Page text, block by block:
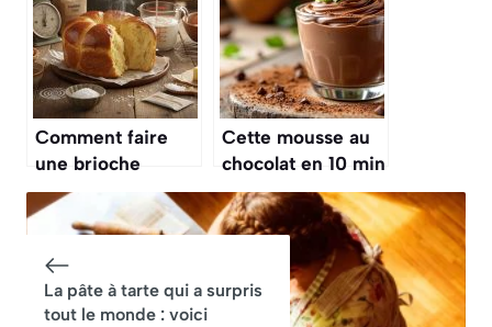
frustration
rouleront plus
partout !
Comment faire
une brioche
maison soi-même
facilement ? Je
astuces
Cette mousse au
chocolat en 10 min
avec du cacao fait
un carton : voici
pourquoi elle
cartonne
La pâte à tarte qui a surpris
tout le monde : voici